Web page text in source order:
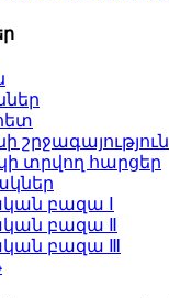
շրջագայություն
տրվող հարցեր
բազա Ⅰ
բազա Ⅱ
բազա Ⅲ